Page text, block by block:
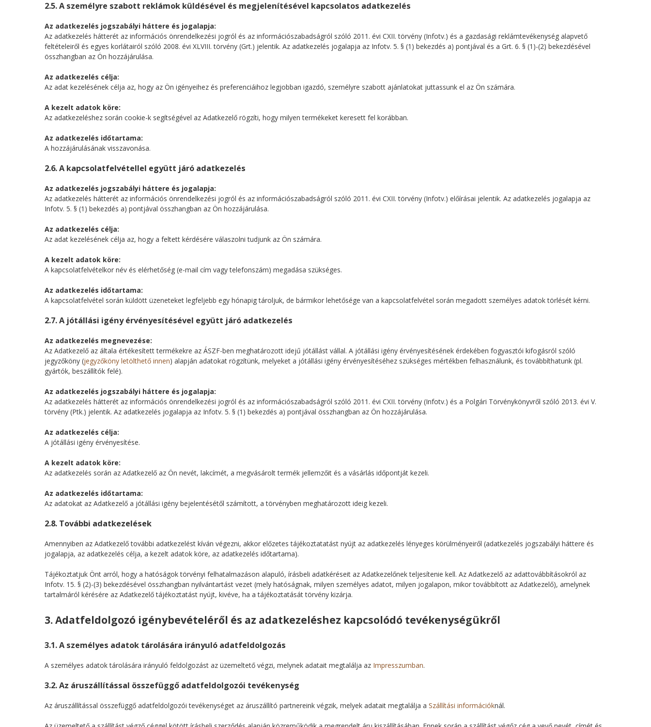
2.5. A személyre szabott reklámok küldésével és megjelenítésével kapcsolatos adatkezelés
Az adatkezelés jogszabályi háttere és jogalapja:
Az adatkezelés hátterét az információs önrendelkezési jogról és az információszabadságról szóló 2011. évi CXII. törvény (Infotv.) és a gazdasági reklámtevékenység alapvető
feltételeiről és egyes korlátairól szóló 2008. évi XLVIII. törvény (Grt.) jelentik. Az adatkezelés jogalapja az Infotv. 5. § (1) bekezdés a) pontjával és a Grt. 6. § (1)-(2) bekezdésével
összhangban az Ön hozzájárulása.
Az adatkezelés célja:
Az adat kezelésének célja az, hogy az Ön igényeihez és preferenciáihoz legjobban igazdó, személyre szabott ajánlatokat juttassunk el az Ön számára.
A kezelt adatok köre:
Az adatkezeléshez során cookie-k segítségével az Adatkezelő rögzíti, hogy milyen termékeket keresett fel korábban.
Az adatkezelés időtartama:
A hozzájárulásának visszavonása.
2.6. A kapcsolatfelvétellel együtt járó adatkezelés
Az adatkezelés jogszabályi háttere és jogalapja:
Az adatkezelés hátterét az információs önrendelkezési jogról és az információszabadságról szóló 2011. évi CXII. törvény (Infotv.) előírásai jelentik. Az adatkezelés jogalapja az
Infotv. 5. § (1) bekezdés a) pontjával összhangban az Ön hozzájárulása.
Az adatkezelés célja:
Az adat kezelésének célja az, hogy a feltett kérdésére válaszolni tudjunk az Ön számára.
A kezelt adatok köre:
A kapcsolatfelvételkor név és elérhetőség (e-mail cím vagy telefonszám) megadása szükséges.
Az adatkezelés időtartama:
A kapcsolatfelvétel során küldött üzeneteket legfeljebb egy hónapig tároljuk, de bármikor lehetősége van a kapcsolatfelvétel során megadott személyes adatok törlését kérni.
2.7. A jótállási igény érvényesítésével együtt járó adatkezelés
Az adatkezelés megnevezése:
Az Adatkezelő az általa értékesített termékekre az ÁSZF-ben meghatározott idejű jótállást vállal. A jótállási igény érvényesítésének érdekében fogyasztói kifogásról szóló
jegyzőköny (jegyzőköny letölthető innen) alapján adatokat rögzítünk, melyeket a jótállási igény érvényesítéséhez szükséges mértékben felhasználunk, és továbbíthatunk (pl.
gyártók, beszállítók felé).
Az adatkezelés jogszabályi háttere és jogalapja:
Az adatkezelés hátterét az információs önrendelkezési jogról és az információszabadságról szóló 2011. évi CXII. törvény (Infotv.) és a Polgári Törvénykönyvről szóló 2013. évi V.
törvény (Ptk.) jelentik. Az adatkezelés jogalapja az Infotv. 5. § (1) bekezdés a) pontjával összhangban az Ön hozzájárulása.
Az adatkezelés célja:
A jótállási igény érvényesítése.
A kezelt adatok köre:
Az adatkezelés során az Adatkezelő az Ön nevét, lakcímét, a megvásárolt termék jellemzőit és a vásárlás időpontját kezeli.
Az adatkezelés időtartama:
Az adatokat az Adatkezelő a jótállási igény bejelentésétől számított, a törvényben meghatározott ideig kezeli.
2.8. További adatkezelések
Amennyiben az Adatkezelő további adatkezelést kíván végezni, akkor előzetes tájékoztatatást nyújt az adatkezelés lényeges körülményeiről (adatkezelés jogszabályi háttere és
jogalapja, az adatkezelés célja, a kezelt adatok köre, az adatkezelés időtartama).
Tájékoztatjuk Önt arról, hogy a hatóságok törvényi felhatalmazáson alapuló, írásbeli adatkéréseit az Adatkezelőnek teljesítenie kell. Az Adatkezelő az adattovábbításokról az
Infotv. 15. § (2)-(3) bekezdésével összhangban nyilvántartást vezet (mely hatóságnak, milyen személyes adatot, milyen jogalapon, mikor továbbított az Adatkezelő), amelynek
tartalmáról kérésére az Adatkezelő tájékoztatást nyújt, kivéve, ha a tájékoztatását törvény kizárja.
3. Adatfeldolgozó igénybevételéről és az adatkezeléshez kapcsolódó tevékenységükről
3.1. A személyes adatok tárolására irányuló adatfeldolgozás
A személyes adatok tárolására irányuló feldolgozást az üzemeltető végzi, melynek adatait megtalálja az Impresszumban.
3.2. Az áruszállítással összefüggő adatfeldolgozói tevékenység
Az áruszállítással összefüggő adatfeldolgozói tevékenységet az áruszállító partnereink végzik, melyek adatait megtalálja a Szállítási információknál.